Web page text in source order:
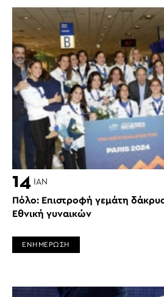
14 ΙΑΝ
Πόλο: Επιστροφή γεμάτη
Εθνική γυναικών
ΕΝΗΜΕΡΩΣΗ